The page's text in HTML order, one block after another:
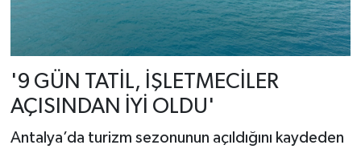
'9 GÜN TATİL, İŞLETMECİLER
AÇISINDAN İYİ OLDU'
Antalya’da turizm sezonunun açıldığını kaydeden